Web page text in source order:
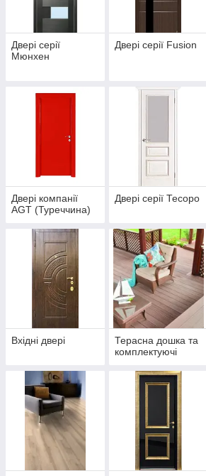
Двері серії
Мюнхен
Двері серії Fusion
Двері компанії
AGT (Туреччина)
Двері серії Тесоро
Вхідні двері
Терасна дошка та
комплектуючі